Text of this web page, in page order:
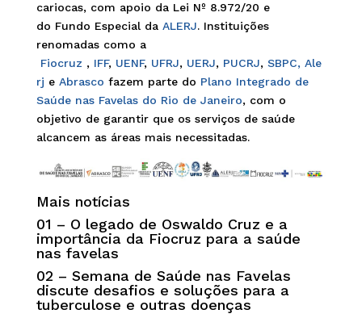
cariocas, com apoio da Lei Nº 8.972/20 e
do Fundo Especial da ALERJ. Instituições
renomadas como a
Fiocruz , IFF, UENF, UFRJ, UERJ, PUCRJ, SBPC, Ale
rj e Abrasco fazem parte do Plano Integrado de
Saúde nas Favelas do Rio de Janeiro, com o
objetivo de garantir que os serviços de saúde
alcancem as áreas mais necessitadas.
Mais notícias
01 – O legado de Oswaldo Cruz e a
importância da Fiocruz para a saúde
nas favelas
02 – Semana de Saúde nas Favelas
discute desafios e soluções para a
tuberculose e outras doenças